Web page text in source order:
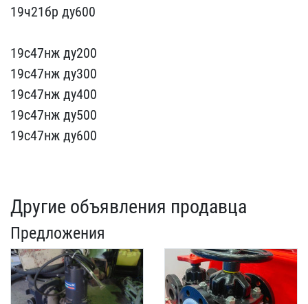
19ч21бр ду60​0
19с47нж ду200
19с47нж​ ду300
19с47нж ду400
19с​47нж ду500
19с47нж ду600​
Другие объявления продавца
Предложения